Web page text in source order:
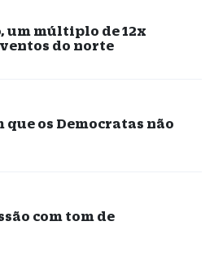
um múltiplo de 12x
do norte
os Democratas não
com tom de